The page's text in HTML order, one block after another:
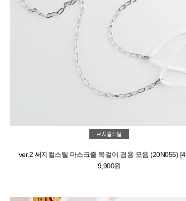
ver.2 써지컬스틸 마스크줄 목걸이 겸용 모음 (20N055)
9,900원